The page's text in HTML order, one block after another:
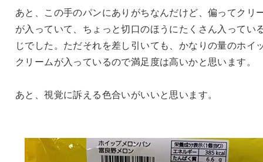
あと、この手のパンにありがちなんだけど、偏ってクリ
が入っていて、ちょっと切口のほうにたくさん入ってい
じでした。ただそれを差し引いても、かなりの量のホイ
クリームが入っているので満足度は高いかと思います。
あと、視覚に訴える色合いがいいと思います。